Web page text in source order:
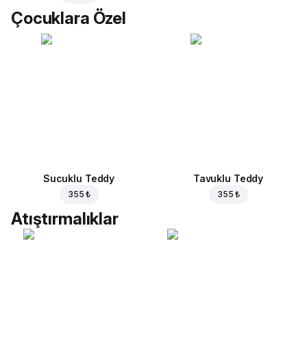
Çocuklara Özel
Sucuklu Teddy
355 ₺
Tavuklu Teddy
355 ₺
Atıştırmalıklar